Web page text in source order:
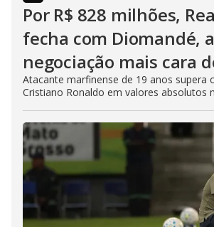
Por R$ 828 milhões,
fecha com Diomandé, a
negociação mais cara
Atacante marfinense de 19 anos supera
Cristiano Ronaldo em valores absolutos